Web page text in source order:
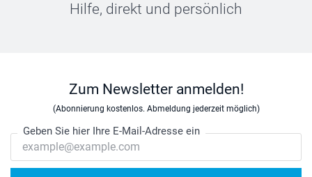
Hilfe, direkt und persönlich
Zum Newsletter anmelden!
(Abonnierung kostenlos. Abmeldung jederzeit möglich)
Geben Sie hier Ihre E-Mail-Adresse ein